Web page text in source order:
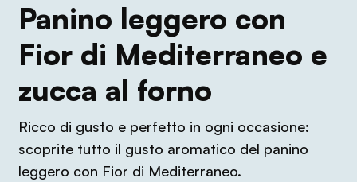
Panino leggero con
Fior di Mediterraneo e
zucca al forno
Ricco di gusto e perfetto in ogni occasione:
scoprite tutto il gusto aromatico del panino
leggero con Fior di Mediterraneo.